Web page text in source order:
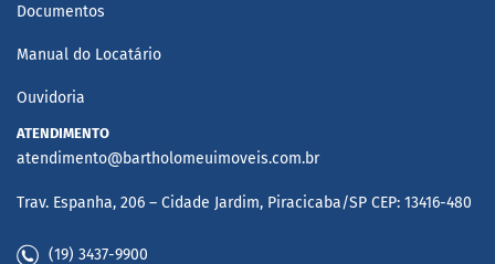
Documentos
Manual do Locatário
Ouvidoria
ATENDIMENTO
atendimento@bartholomeuimoveis.com.br
Trav. Espanha, 206 – Cidade Jardim, Piracicaba/SP CEP: 13416-480
(19) 3437-9900